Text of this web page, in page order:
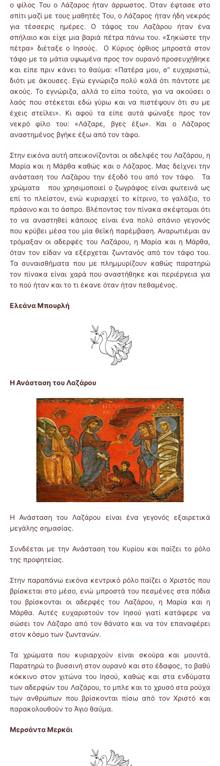
ο φίλος Του ο Λάζαρος ήταν άρρωστος. Όταν έφτασε στο
σπίτι μαζί με τους μαθητές Του, ο Λάζαρος ήταν ήδη νεκρός
για τέσσερις ημέρες. Ο τάφος του Λαζάρου ήταν ένα
σπήλαιο και είχε μια βαριά πέτρα πάνω του. «Σηκώστε την
πέτρα» διέταξε ο Ιησούς. Ο Κύριος όρθιος μπροστά στον
τάφο με τα μάτια υψωμένα προς τον ουρανό προσευχήθηκε
και είπε πριν κάνει το θαύμα: «Πατέρα μου, σ” ευχαριστώ,
διότι με άκουσες. Εγώ εγνώριζα πολύ καλά ότι πάντοτε με
ακούς. Το εγνώριζα, αλλά το είπα τούτο, για να ακούσει ο
λαός που στέκεται εδώ γύρω και να πιστέψουν ότι συ με
έχεις στείλει». Κι αφού τα είπε αυτά φώναξε προς τον
νεκρό φίλο του: «Λάζαρε, βγες έξω». Και ο Λάζαρος
αναστημένος βγήκε έξω από τον τάφο.
Στην εικόνα αυτή απεικονίζονται οι αδελφές του Λαζάρου, η
Μαρία και η Μάρθα καθώς και ο Λάζαρος. Μας δείχνει την
ανάσταση του Λαζάρου την έξοδό του από τον τάφο. Τα
χρώματα που χρησιμοποιεί ο ζωγράφος είναι φωτεινά ως
επί το πλείστον, ενώ κυριαρχεί το κίτρινο, το γαλάζιο, το
πράσινο και το άσπρο. Βλέποντας τον πίνακα σκέφτομαι ότι
το να αναστηθεί κάποιος είναι ένα πολύ σπάνιο γεγονός
που κρύβει μέσα του μία θεϊκή παρέμβαση. Αναρωτιέμαι αν
τρόμαξαν οι αδερφές του Λαζάρου, η Μαρία και η Μάρθα,
όταν τον είδαν να εξέρχεται ζωντανός από τον τάφο του.
Τα συναισθήματα που με πλημμυρίζουν καθώς παρατηρώ
τον πίνακα είναι χαρά που αναστήθηκε και περιέργεια για
το πού ήταν και το τι έκανε όταν ήταν πεθαμένος.
Ελεάνα Μπουρλή
Η Ανάσταση του Λαζάρου
Η Ανάσταση του Λαζάρου είναι ένα γεγονός εξαιρετικά
μεγάλης σημασίας.
Συνδέεται με την Ανάσταση του Κυρίου και παίζει το ρόλο
της προφητείας.
Στην παραπάνω εικόνα κεντρικό ρόλο παίζει ο Χριστός που
βρίσκεται στο μέσο, ενώ μπροστά του πεσμένες στα πόδια
του βρίσκονται οι αδερφές του Λαζάρου, η Μαρία και η
Μάρθα. Αυτές ευχαριστούν τον Ιησού γιατί κατάφερε να
σώσει τον Λάζαρο από τον θάνατο και να τον επαναφέρει
στον κόσμο των ζωντανών.
Τα χρώματα που κυριαρχούν είναι σκούρα και μουντά.
Παρατηρώ το βυσσινή στον ουρανό και στο έδαφος, το βαθύ
κόκκινο στον χιτώνα του Ιησού, καθώς και στα ενδύματα
των αδερφών του Λαζάρου, το μπλε και το χρυσό στα ρούχα
των ανθρώπων που βρίσκονται πίσω από τον Χριστό και
παρακολουθούν το Άγιο θαύμα.
Μερσάντα Μερκάι